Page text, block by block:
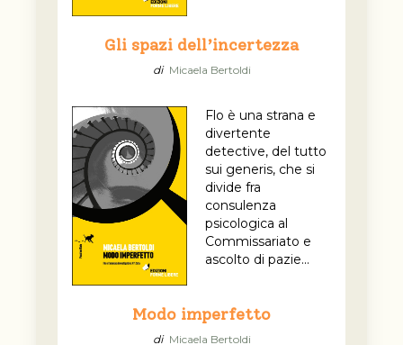
Gli spazi dell’incertezza
di Micaela Bertoldi
Flo è una strana e
divertente
detective, del tutto
sui generis, che si
divide fra
consulenza
psicologica al
Commissariato e
ascolto di pazie...
Modo imperfetto
di Micaela Bertoldi